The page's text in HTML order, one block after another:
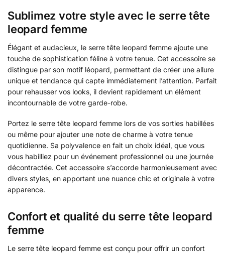
Sublimez votre style avec le serre tête
leopard femme
Élégant et audacieux, le serre tête leopard femme ajoute une
touche de sophistication féline à votre tenue. Cet accessoire se
distingue par son motif léopard, permettant de créer une allure
unique et tendance qui capte immédiatement l’attention. Parfait
pour rehausser vos looks, il devient rapidement un élément
incontournable de votre garde-robe.
Portez le serre tête leopard femme lors de vos sorties habillées
ou même pour ajouter une note de charme à votre tenue
quotidienne. Sa polyvalence en fait un choix idéal, que vous
vous habilliez pour un événement professionnel ou une journée
décontractée. Cet accessoire s’accorde harmonieusement avec
divers styles, en apportant une nuance chic et originale à votre
apparence.
Confort et qualité du serre tête leopard
femme
Le serre tête leopard femme est conçu pour offrir un confort